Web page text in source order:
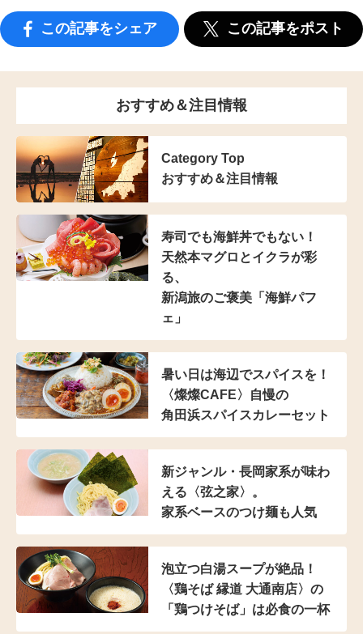
この記事をシェア この記事をポスト
おすすめ＆注目情報
Category Top
おすすめ＆注目情報
寿司でも海鮮丼でもない！
天然本マグロとイクラが彩
る、
新潟旅のご褒美「海鮮パフ
ェ」
暑い日は海辺でスパイスを！
〈燦燦CAFE〉自慢の
角田浜スパイスカレーセット
新ジャンル・長岡家系が味わ
える〈弦之家〉。
家系ベースのつけ麺も人気
泡立つ白湯スープが絶品！
〈鶏そば 縁道 大通南店〉の
「鶏つけそば」は必食の一杯